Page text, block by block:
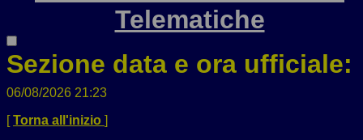
Telematiche
Sezione data e ora ufficiale:
06/08/2026 21:23
[Torna all'inizio ]